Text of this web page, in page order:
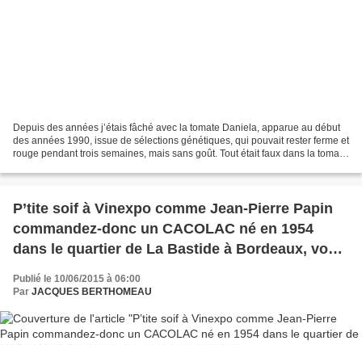
Depuis des années j’étais fâché avec la tomate Daniela, apparue au début
des années 1990, issue de sélections génétiques, qui pouvait rester ferme et
rouge pendant trois semaines, mais sans goût. Tout était faux dans la tomate
P’tite soif à Vinexpo comme Jean-Pierre Papin
commandez-donc un CACOLAC né en 1954
dans le quartier de La Bastide à Bordeaux, vous
Publié le 10/06/2015 à 06:00
Par JACQUES BERTHOMEAU